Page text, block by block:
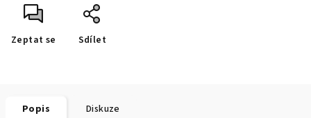
Zeptat se Sdílet
Popis Diskuze